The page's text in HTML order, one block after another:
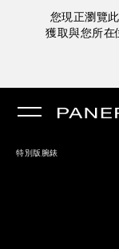
您現正瀏覽
獲取與您所在
特別版腕錶